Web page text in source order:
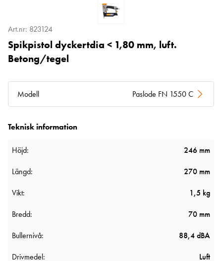
Art.nr: 823124
Spikpistol dyckertdia < 1,80 mm, luft.
Betong/tegel
Modell Paslode FN 1550 C
Teknisk information
Höjd: 246 mm
Längd: 270 mm
Vikt: 1,5 kg
Bredd: 70 mm
Bullernivå: 88,4 dBA
Drivmedel: Luft